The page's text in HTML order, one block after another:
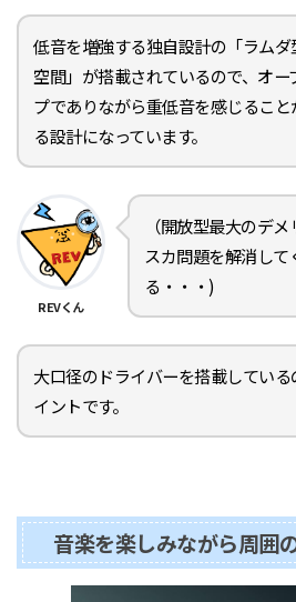
低音を増強する独自設計の「ラムダ
空間」が搭載されているので、オー
プでありながら重低音を感じること
る設計になっています。
REVくん
（開放型最大のデ
スカ問題を解消し
る・・・)
大口径のドライバーを搭載している
イントです。
音楽を楽しみながら周囲